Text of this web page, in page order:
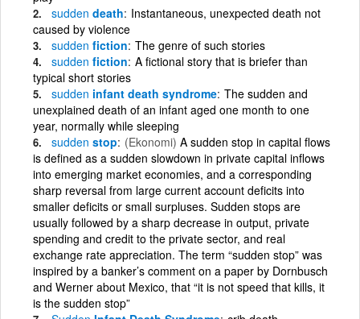
sudden death Instantaneous, unexpected death not
caused by violence
sudden fiction The genre of such stories
sudden fiction A fictional story that is briefer than
typical short stories
sudden infant death syndrome The sudden and
unexplained death of an infant aged one month to one
year, normally while sleeping
sudden stop (Ekonomi) A sudden stop in capital flows
is defined as a sudden slowdown in private capital inflows
into emerging market economies, and a corresponding
sharp reversal from large current account deficits into
smaller deficits or small surpluses. Sudden stops are
usually followed by a sharp decrease in output, private
spending and credit to the private sector, and real
exchange rate appreciation. The term “sudden stop” was
inspired by a banker’s comment on a paper by Dornbusch
and Werner about Mexico, that “it is not speed that kills, it
is the sudden stop”